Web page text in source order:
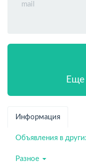
mail
Еще
Информация
Объявления в
Разное